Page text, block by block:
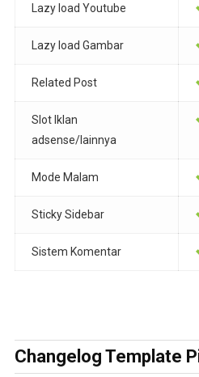
Lazy load Youtube
Lazy load Gambar
Related Post
Slot Iklan
adsense/lainnya
Mode Malam
Sticky Sidebar
Sistem Komentar
Changelog Template